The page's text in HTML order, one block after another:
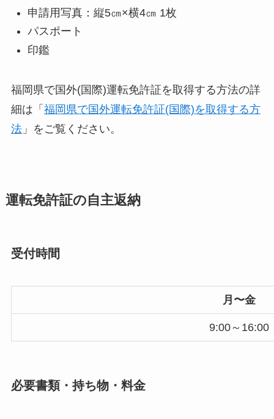
申請用写真：縦5㎝×横4㎝ 1枚
パスポート
印鑑
福岡県で国外(国際)運転免許証を取得する方法の詳
細は「 福岡県で国外運転免許証(国際)を取得する方
法」をご覧ください。
運転免許証の自主返納
受付時間
月〜金
9:00～16:00
必要書類・持ち物・料金